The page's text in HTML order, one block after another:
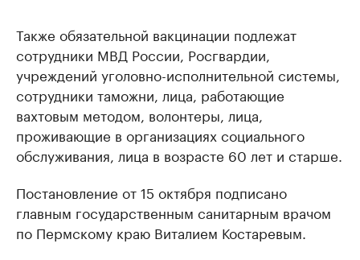
Также обязательной вакцинации подлежат
сотрудники МВД России, Росгвардии,
учреждений уголовно-исполнительной системы,
сотрудники таможни, лица, работающие
вахтовым методом, волонтеры, лица,
проживающие в организациях социального
обслуживания, лица в возрасте 60 лет и старше.
Постановление от 15 октября подписано
главным государственным санитарным врачом
по Пермскому краю Виталием Костаревым.